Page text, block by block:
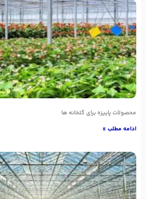
محصولات پاییزه برای گلخانه ها
ادامه مطلب »